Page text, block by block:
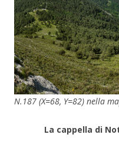
N.187 (X=68, Y=82) nella
La cappella di